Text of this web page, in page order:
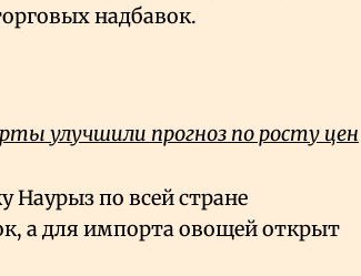
надбавок.
улучшили прогноз по росту цен
Наурыз по всей стране
а для импорта овощей открыт